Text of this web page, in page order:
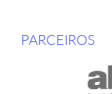
PARCEIROS